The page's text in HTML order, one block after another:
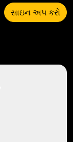
સાઇન અપ કરો